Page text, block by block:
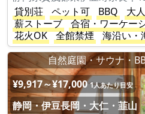
貸別荘
ペット可 BBQ 大
薪ストーブ
合宿・ワーケー
花火OK
全館禁煙
海沿い・
自然庭園・サウナ・
¥9,917～¥17,000 1人あたり目安
静岡・伊豆長岡・大仁・韮山